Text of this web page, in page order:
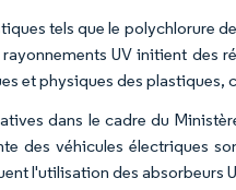
tels que le polychlorure
rayonnements UV initient des
et physiques des plastiques,
dans le cadre du
des véhicules électriques
l'utilisation des absorbeurs